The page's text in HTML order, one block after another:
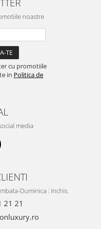
noastre
cu promotiile
in Politica de
media
Duminica : Inchis.
21 21